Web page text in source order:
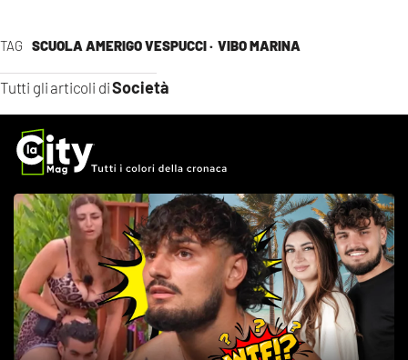
TAG SCUOLA AMERIGO VESPUCCI · VIBO MARINA
Tutti gli articoli diSocietà